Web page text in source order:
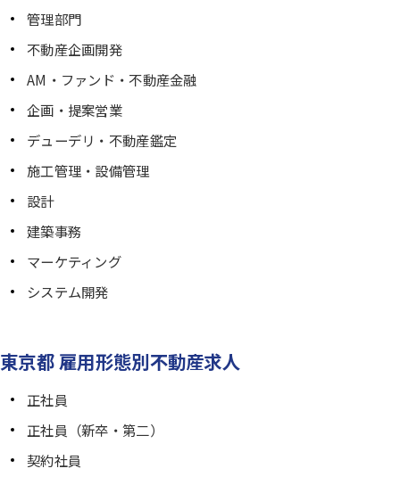
管理部門
不動産企画開発
AM・ファンド・不動産金融
企画・提案営業
デューデリ・不動産鑑定
施工管理・設備管理
設計
建築事務
マーケティング
システム開発
東京都 雇用形態別不動産求人
正社員
正社員（新卒・第二）
契約社員